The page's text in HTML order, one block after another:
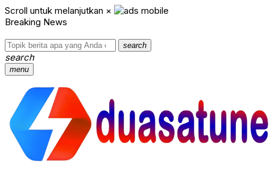
Scroll untuk melanjutkan ×
Breaking News
search
search
menu